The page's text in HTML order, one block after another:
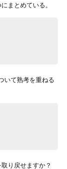
まとめている。
いて熟考を重ねる
り戻せますか？